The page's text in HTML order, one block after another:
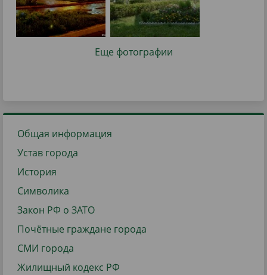
Еще фотографии
Общая информация
Устав города
История
Символика
Закон РФ о ЗАТО
Почётные граждане города
СМИ города
Жилищный кодекс РФ